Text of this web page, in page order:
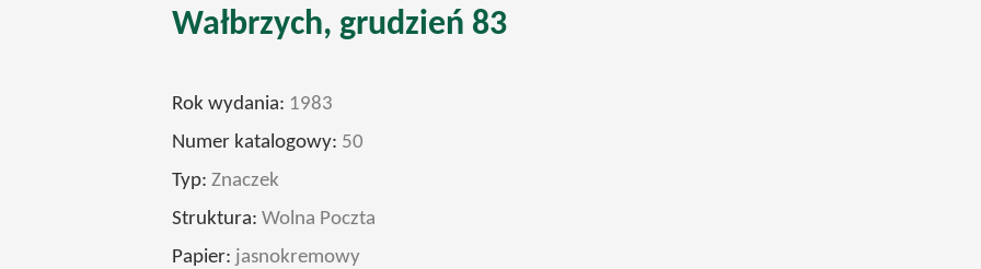
Wałbrzych, grudzień 83
Rok wydania: 1983
Numer katalogowy: 50
Typ: Znaczek
Struktura: Wolna Poczta
Papier: jasnokremowy